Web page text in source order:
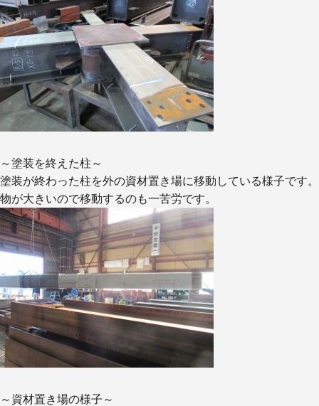
～塗装を終えた柱～
塗装が終わった柱を外の資材置き場に移動している様子です。
物が大きいので移動するのも一苦労です。
～資材置き場の様子～